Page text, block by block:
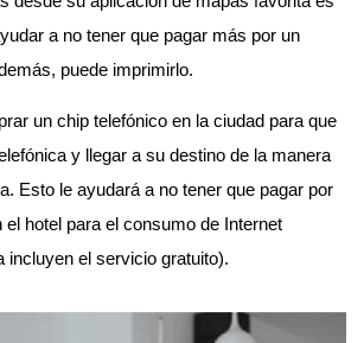
a no tener que pagar más por un
puede imprimirlo.
un chip telefónico en la ciudad para que
y llegar a su destino de la manera
Esto le ayudará a no tener que pagar por
hotel para el consumo de Internet
incluyen el servicio gratuito).